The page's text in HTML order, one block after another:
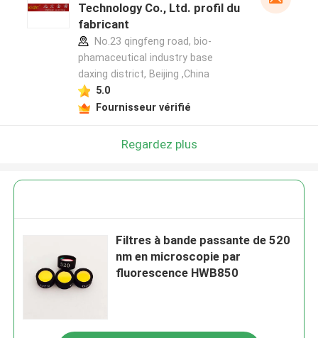
Technology Co., Ltd. profil du
fabricant
No.23 qingfeng road, bio-
phamaceutical industry base
daxing district, Beijing ,China
5.0
Fournisseur vérifié
Regardez plus
Filtres à bande passante de 520
nm en microscopie par
fluorescence HWB850